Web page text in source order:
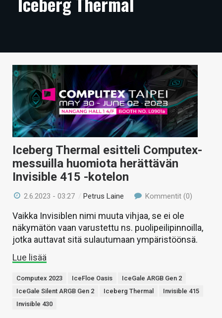
ARTIKKELIT
TECHBBS
TIETOA
HINTA.FI
KAUPPA
VAIHDA TEEMA
Iceberg Thermal esitteli Computex-
messuilla huomiota herättävän
Invisible 415 -kotelon
2.6.2023 - 03:27 /Petrus Laine Kommentit (0)
Vaikka Invisiblen nimi muuta vihjaa, se ei ole
näkymätön vaan varustettu ns. puolipeilipinnoilla,
jotka auttavat sitä sulautumaan ympäristöönsä.
Lue lisää
Computex 2023 IceFloe Oasis
IceGale ARGB Gen 2
IceGale Silent ARGB Gen 2
Iceberg Thermal
Invisible 415
Invisible 430